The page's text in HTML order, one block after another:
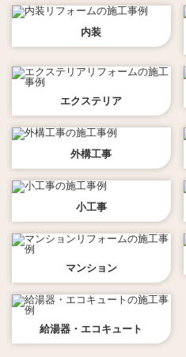
内装
エクステリア
外構工事
小工事
マンション
給湯器・エコキュート